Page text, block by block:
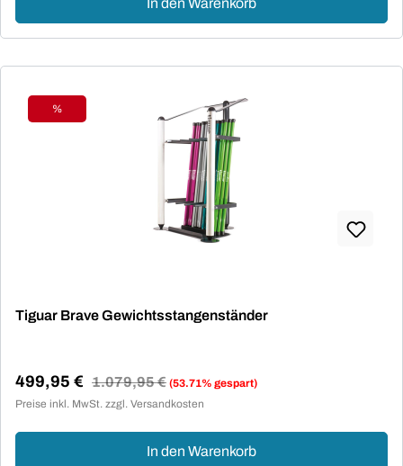
In den Warenkorb
Rabatt
%
Tiguar Brave Gewichtsstangenständer
Verkaufspreis:
499,95 € Regulärer Preis:
1.079,95 € (53.71% gespart)
Preise inkl. MwSt. zzgl. Versandkosten
In den Warenkorb